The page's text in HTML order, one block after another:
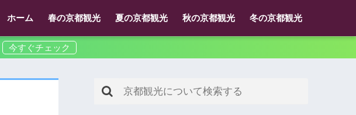
ホーム 春の京都観光 夏の京都観光 秋の京都観光 冬の京都観光